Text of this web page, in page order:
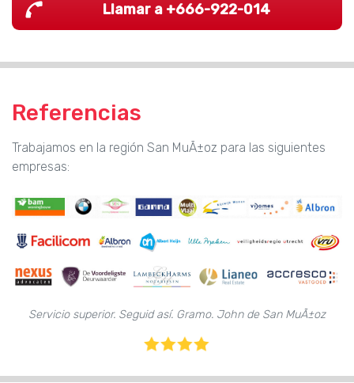
Llamar a +666-922-014
Referencias
Trabajamos en la región San MuÃ±oz para las siguientes
empresas:
Servicio superior. Seguid así. Gramo. John de San MuÃ±oz